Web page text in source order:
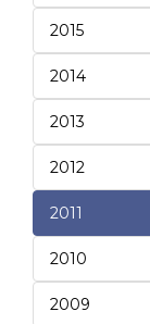
2015
2014
2013
2012
2011
2010
2009